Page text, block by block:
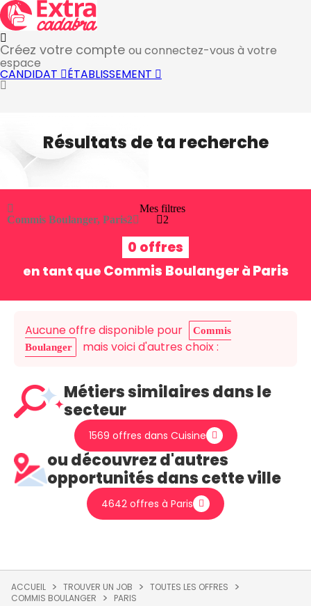
Créez votre compte ou connectez-vous à votre
espace
CANDIDAT ÉTABLISSEMENT
Résultats de ta recherche
Commis Boulanger, Paris2
Mes filtres
2
0 offres
en tant que Commis Boulanger à Paris
Aucune offre disponible pour
Commis
Boulanger
mais voici d'autres choix :
Métiers similaires dans le
secteur
1569 offres dans Cuisine
ou découvrez d'autres
opportunités dans cette ville
4642 offres à Paris
ACCUEIL TROUVER UN JOB
TOUTES LES OFFRES
COMMIS BOULANGER
PARIS